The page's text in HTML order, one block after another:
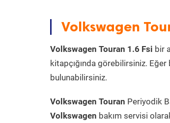
Volkswagen
Volkswagen Touran 1.6 Fsi bir
kitapçığında görebilirsiniz.
bulunabilirsiniz.
Volkswagen Touran Periyodik
Volkswagen bakım servisi